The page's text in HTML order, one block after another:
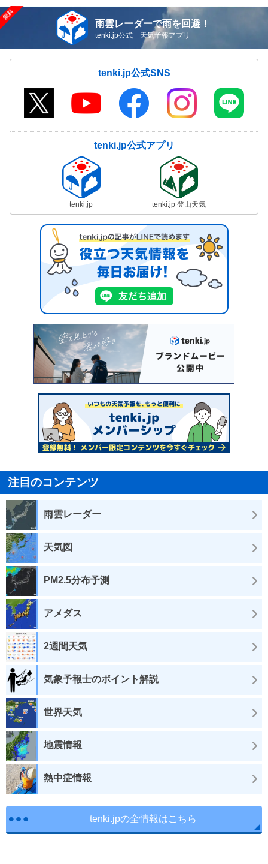
雨雲レーダーで雨を回避！
tenki.jp公式 天気予報アプリ
tenki.jp公式SNS
tenki.jp公式アプリ
tenki.jp tenki.jp 登山天気
注目のコンテンツ
雨雲レーダー
天気図
PM2.5分布予測
アメダス
2週間天気
気象予報士のポイント解説
世界天気
地震情報
熱中症情報
tenki.jpの全情報はこちら